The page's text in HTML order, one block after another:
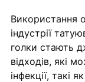
Використання
індустрії
голки стають
відходів, які
інфекції, такі